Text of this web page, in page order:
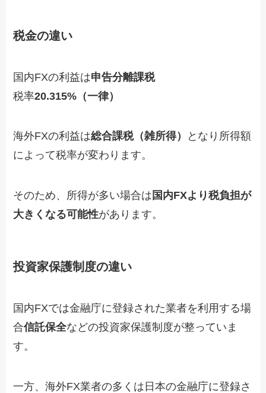
税金の違い
国内FXの利益は申告分離課税
税率20.315%（一律）
海外FXの利益は総合課税（雑所得）
となり所得額
によって税率が変わります。
そのため、所得が多い場合は 国内FXより税負担が
大きくなる可能性があります。
投資家保護制度の違い
国内FXでは金融庁に登録された業者を利用する場
合信託保全などの投資家保護制度が整っていま
す。
一方、海外FX業者の多くは日本の金融庁に登録さ